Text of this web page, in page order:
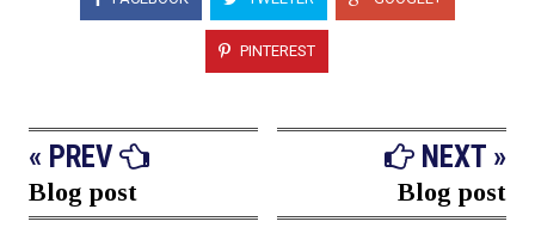
PINTEREST
« PREV
Blog post
NEXT »
Blog post